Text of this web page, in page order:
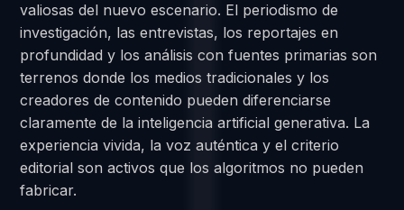
valiosas del nuevo escenario. El periodismo de
investigación, las entrevistas, los reportajes en
profundidad y los análisis con fuentes primarias son
terrenos donde los medios tradicionales y los
creadores de contenido pueden diferenciarse
claramente de la inteligencia artificial generativa. La
experiencia vivida, la voz auténtica y el criterio
editorial son activos que los algoritmos no pueden
fabricar.